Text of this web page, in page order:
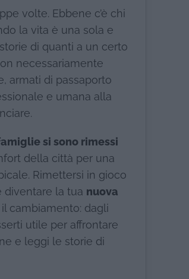
volte. Ebbene c’è chi
la vita è una sola e
di quanti a un certo
necessariamente
armati di passaporto
e umana alla
si sono rimessi
della città per una
Rimettersi in gioco
diventare la tua nuova
cambiamento: dagli
utile per affrontare
e leggi le storie di